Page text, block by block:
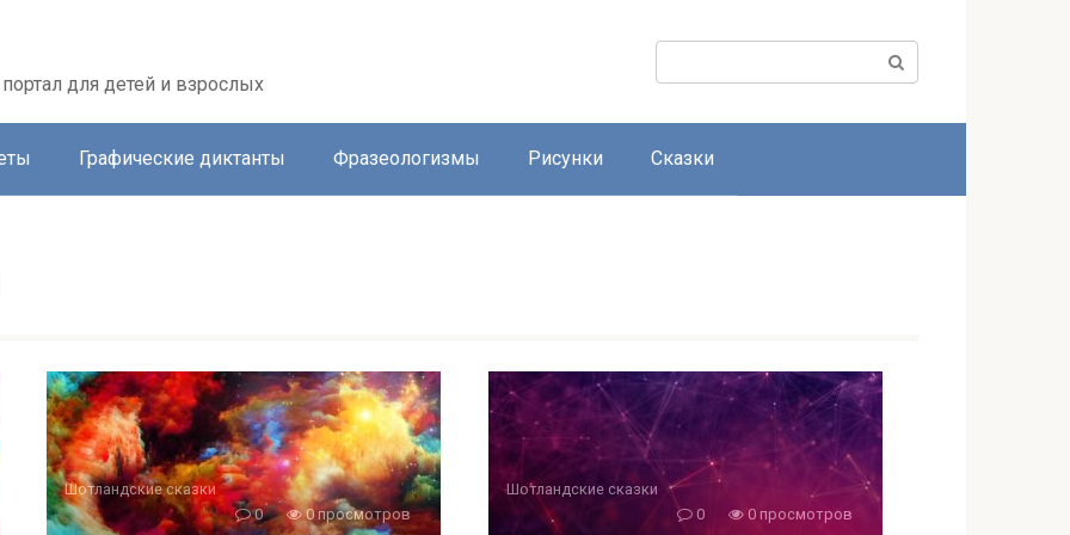
для детей и взрослых
Поиск:
Графические диктанты Фразеологизмы Рисунки Сказки
Шотландские сказки
0
0 просмотров
Шотландские сказки
0
0 просмотров